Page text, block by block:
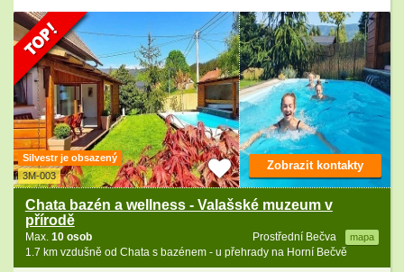
Silvestr je obsazený
3M-003
Chata bazén a wellness - Valašské muzeum v
přírodě
Prostřední Bečva mapa
Max. 10 osob
1.7 km vzdušně od Chata s bazénem - u přehrady na Horní Bečvě
Zobrazit kontakty